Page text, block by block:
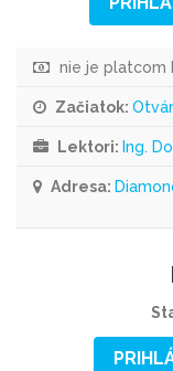
nie je platcom
Začiatok:
Lektori: Ing.
Adresa: